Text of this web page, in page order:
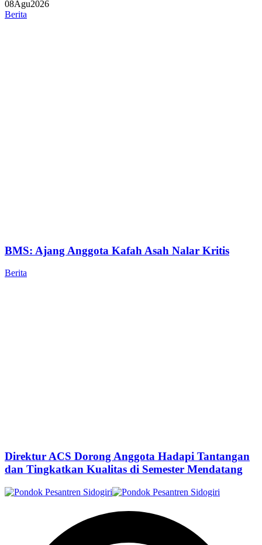
08Agu2026
Berita
BMS: Ajang Anggota Kafah Asah Nalar Kritis
Berita
Direktur ACS Dorong Anggota Hadapi Tantangan
dan Tingkatkan Kualitas di Semester Mendatang